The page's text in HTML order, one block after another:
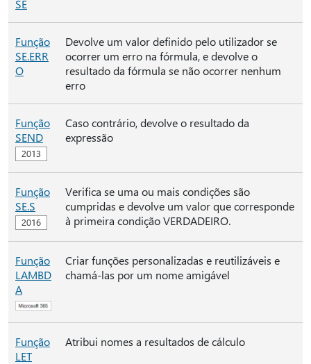
SE
Função
SE.ERR
O
Devolve um valor definido pelo utilizador se
ocorrer um erro na fórmula, e devolve o
resultado da fórmula se não ocorrer nenhum
erro
Função
SEND
Caso contrário, devolve o resultado da
expressão
Função
SE.S
Verifica se uma ou mais condições são
cumpridas e devolve um valor que corresponde
à primeira condição VERDADEIRO.
Função
LAMBD
A
Criar funções personalizadas e reutilizáveis e
chamá-las por um nome amigável
Função
LET
Atribui nomes a resultados de cálculo